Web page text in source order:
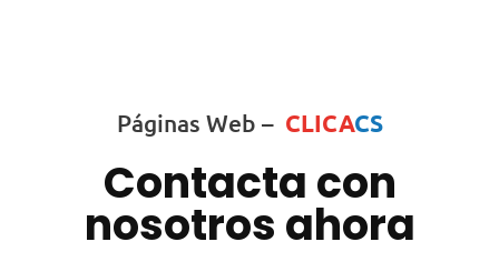
Páginas Web – CLICACS
Contacta con
nosotros ahora